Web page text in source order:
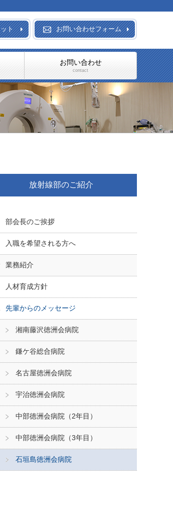
お問い合わせ
contact
ト お問い合わせフォーム
放射線部のご紹介
部会長のご挨拶
入職を希望される方へ
業務紹介
人材育成方針
先輩からのメッセージ
湘南藤沢徳洲会病院
鎌ケ谷総合病院
名古屋徳洲会病院
宇治徳洲会病院
中部徳洲会病院（2年目）
中部徳洲会病院（3年目）
石垣島徳洲会病院